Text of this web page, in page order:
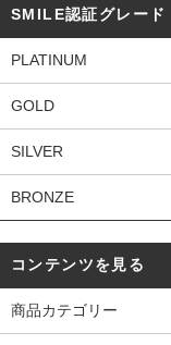
SMILE認証グレード
PLATINUM
GOLD
SILVER
BRONZE
コンテンツを見る
商品カテゴリー